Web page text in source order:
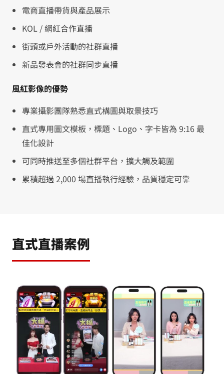
電商直播帶貨與產品展示
KOL / 網紅合作直播
街頭或戶外活動的社群直播
新品發表會的社群同步直播
風紅影像的優勢
專業攝影團隊熟悉直式構圖與取景技巧
直式專用圖文模板，標題、Logo、字卡皆為 9:16 最
佳化設計
可同時推送至多個社群平台，擴大觸及範圍
累積超過 2,000 場直播執行經驗，品質穩定可靠
直式直播案例